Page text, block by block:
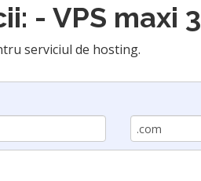
- VPS maxi 3
serviciul de hosting.